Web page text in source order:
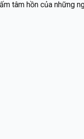
tâm hồn của những